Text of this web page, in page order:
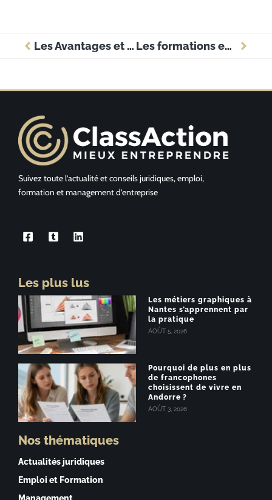
Les Avantages et Opportunités des Stages Juridiques Rémunérés en Entreprise Les formations en droit de l’entreprise : un atout indispensable pour réussir
Suivez toute l’actualité et conseils juridiques, emploi,
formation et management d’entreprise
Les plus lus
Les métiers graphiques à
Nantes s’apprennent par
la pratique
AOÛT 5, 2026
Pourquoi de plus en plus
de francophones
choisissent de vivre en
Andorre ?
AOÛT 3, 2026
Nos thématiques
Actualités juridiques
Emploi et Formation